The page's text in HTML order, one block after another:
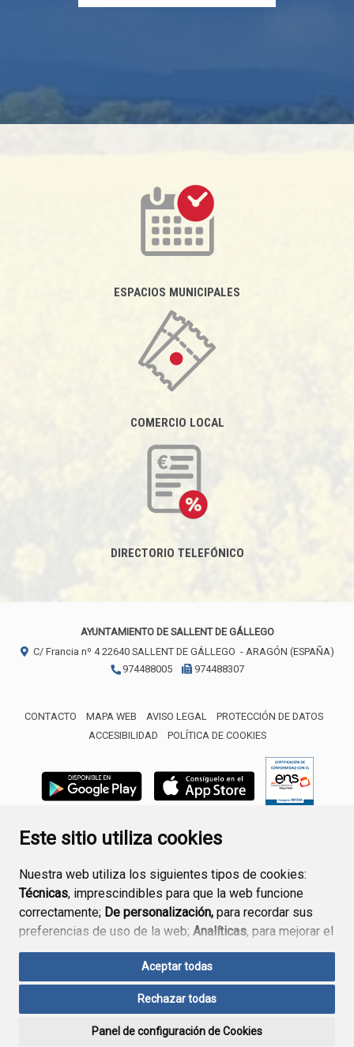
Este sitio utiliza cookies
Nuestra web utiliza los siguientes tipos de cookies:
Técnicas, imprescindibles para que la web funcione
correctamente; De personalización, para recordar sus
preferencias de uso de la web; Analíticas, para mejorar el
funcionamiento de la web y sus servicios.
Si acepta pulsando el botón“Aceptar todas”
consideramos que acepta su uso. Si pulsa el botón
ninguna acción, se guardarán las cookies técnicas
Aceptar todas
Rechazar todas
Panel de configuración de Cookies
ESPACIOS MUNICIPALES
COMERCIO LOCAL
DIRECTORIO TELEFÓNICO
AYUNTAMIENTO DE SALLENT DE GÁLLEGO
C/ Francia nº 422640 SALLENT DE GÁLLEGO - ARAGÓN (ESPAÑA)
974488005
974488307
CONTACTO MAPA WEB AVISO LEGAL
PROTECCIÓN DE DATOS
ACCESIBILIDAD
POLÍTICA DE COOKIES